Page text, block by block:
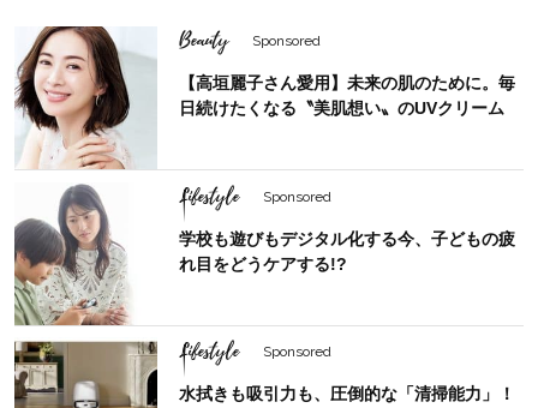
Beauty Sponsored
【高垣麗子さん愛用】未来の肌のために。毎
日続けたくなる〝美肌想い〟のUVクリーム
Lifestyle Sponsored
学校も遊びもデジタル化する今、子どもの疲
れ目をどうケアする!?
Lifestyle Sponsored
水拭きも吸引力も、圧倒的な「清掃能力」！